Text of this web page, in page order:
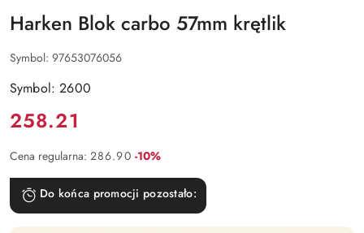
Harken Blok carbo 57mm krętlik
Symbol: 97653076056
Symbol: 2600
Cena:
258.21
Cena regularna: 286.90 Rabat:
-10%
Do końca promocji pozostało: